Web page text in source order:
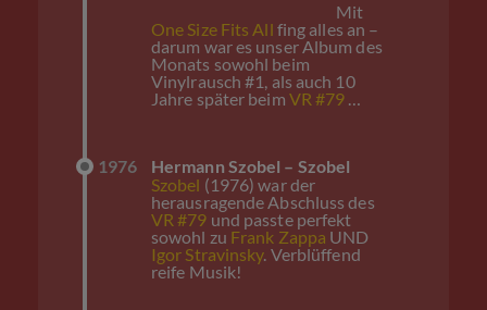
Mit
One Size Fits All fing alles an –
darum war es unser Album des
Monats sowohl beim
Vinylrausch #1, als auch 10
Jahre später beim VR #79 …
1976
Hermann Szobel – Szobel
Szobel (1976) war der
herausragende Abschluss des
VR #79 und passte perfekt
sowohl zu Frank Zappa UND
Igor Stravinsky. Verblüffend
reife Musik!